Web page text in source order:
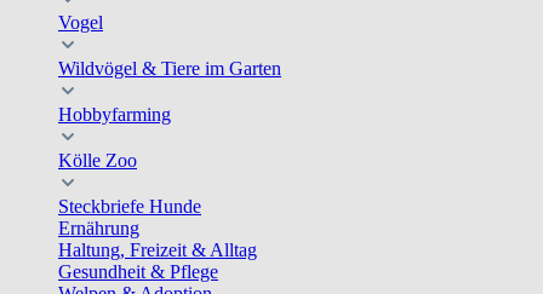
Vogel
Wildvögel & Tiere im Garten
Hobbyfarming
Kölle Zoo
Steckbriefe Hunde
Ernährung
Haltung, Freizeit & Alltag
Gesundheit & Pflege